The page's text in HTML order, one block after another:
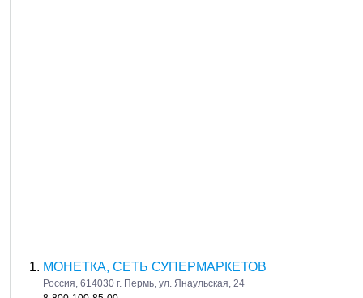
МОНЕТКА, СЕТЬ СУПЕРМАРКЕТОВ
Россия, 614030 г. Пермь, ул. Янаульская, 24